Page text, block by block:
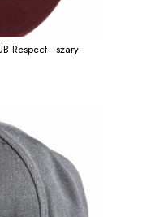
Respect - szary